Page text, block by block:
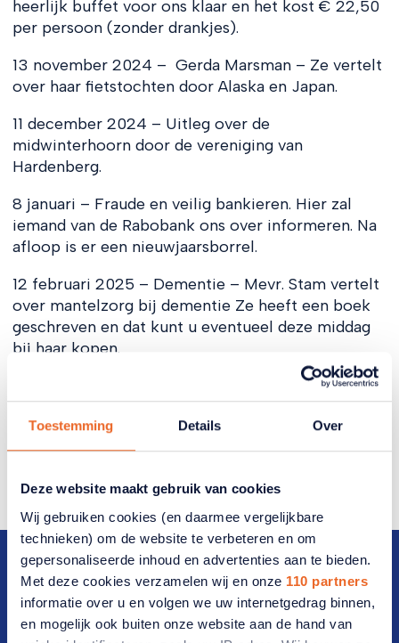
Toestemming Details Over
Deze website maakt gebruik van cookies
Wij gebruiken cookies (en daarmee vergelijkbare
technieken) om de website te verbeteren en om
gepersonaliseerde inhoud en advertenties aan te bieden.
Met deze cookies verzamelen wij en onze 110 partners
informatie over u en volgen we uw internetgedrag binnen,
en mogelijk ook buiten onze website aan de hand van
heerlijk buffet voor ons klaar en het kost € 22,50
per persoon (zonder drankjes).
13 november 2024 – Gerda Marsman – Ze vertelt
over haar fietstochten door Alaska en Japan.
11 december 2024 – Uitleg over de
midwinterhoorn door de vereniging van
Hardenberg.
8 januari – Fraude en veilig bankieren. Hier zal
iemand van de Rabobank ons over informeren. Na
afloop is er een nieuwjaarsborrel.
12 februari 2025 – Dementie – Mevr. Stam vertelt
over mantelzorg bij dementie Ze heeft een boek
geschreven en dat kunt u eventueel deze middag
bij haar kopen.
12 maart 2025 – Dhr. J. Schepers van de Roker
molen zal ons vertellen over zijn werkzaamheden.
producten die u kunt kopen.